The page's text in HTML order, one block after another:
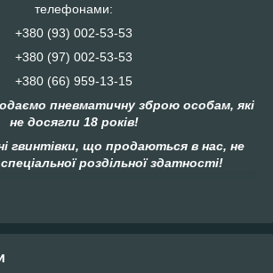
телефонами:
+380 (93) 002-53-53
+380 (97) 002-53-53
+38‎0 (66) 959-13-15
пневматичну зброю особам, які
не досягли 18 років!
гвинтівки, що продаються в нас, не
роздільної здатності!